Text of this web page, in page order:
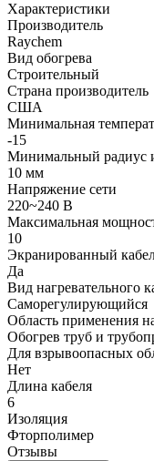
Характеристики
Производитель
Raychem
Вид обогрева
Строительный
Страна производитель
США
Минимальная
-15
Минимальный радиус
10 мм
Напряжение сети
220~240 В
Максимальная
10
Экранированный
Да
Вид нагревательного
Саморегулирующийся
Область применения
Обогрев труб и
Для взрывоопасных
Нет
Длина кабеля
6
Изоляция
Фторполимер
Отзывы